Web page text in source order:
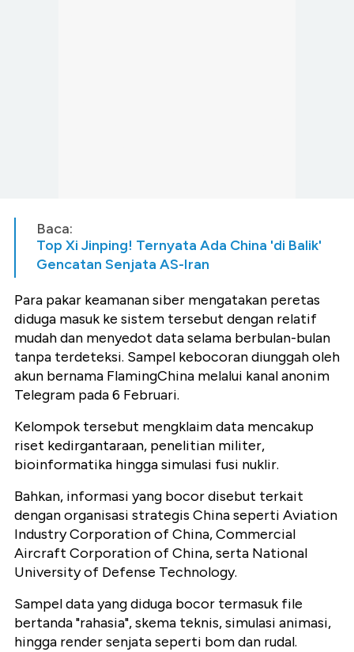
Baca:
Top Xi Jinping! Ternyata Ada China 'di Balik'
Gencatan Senjata AS-Iran
Para pakar keamanan siber mengatakan peretas
diduga masuk ke sistem tersebut dengan relatif
mudah dan menyedot data selama berbulan-bulan
tanpa terdeteksi. Sampel kebocoran diunggah oleh
akun bernama FlamingChina melalui kanal anonim
Telegram pada 6 Februari.
Kelompok tersebut mengklaim data mencakup
riset kedirgantaraan, penelitian militer,
bioinformatika hingga simulasi fusi nuklir.
Bahkan, informasi yang bocor disebut terkait
dengan organisasi strategis China seperti Aviation
Industry Corporation of China, Commercial
Aircraft Corporation of China, serta National
University of Defense Technology.
Sampel data yang diduga bocor termasuk file
bertanda "rahasia", skema teknis, simulasi animasi,
hingga render senjata seperti bom dan rudal.